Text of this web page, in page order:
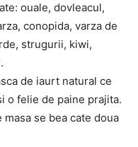
ouale, dovleacul,
conopida, varza de
strugurii, kiwi,
de iaurt natural ce
o felie de paine prajita.
se bea cate doua